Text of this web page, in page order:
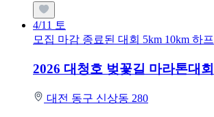
4/11 토
모집 마감 종료된 대회 5km 10km 하프
2026 대청호 벚꽃길 마라톤대회
대전 동구 신상동 280